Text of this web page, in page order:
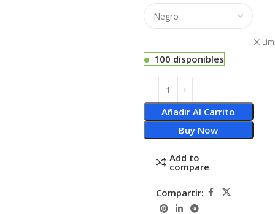
100 disponibles
Añadir Al Carrito
Buy Now
Add to
compare
Compartir: